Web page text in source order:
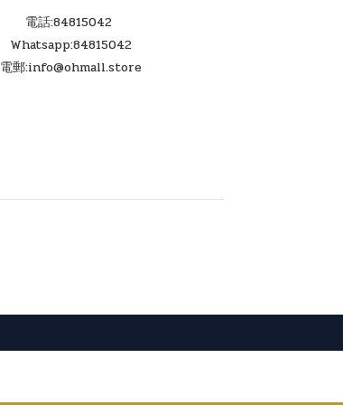
電話:84815042
Whatsapp:84815042
電郵:info@ohmall.store